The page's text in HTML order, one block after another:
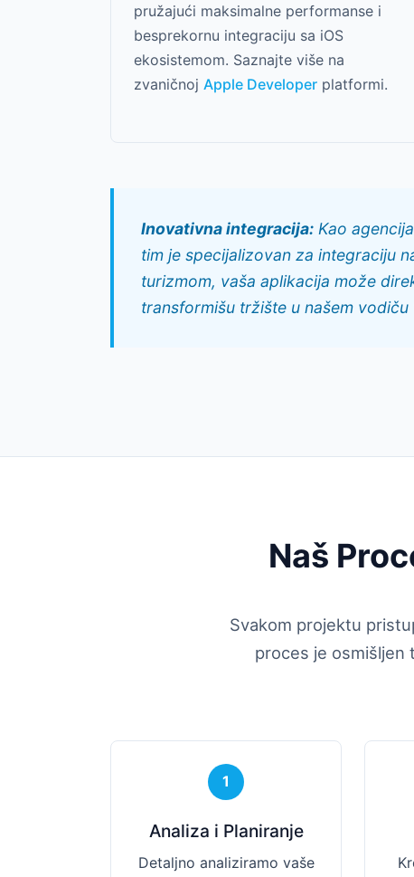
pružajući maksimalne performanse i
besprekornu integraciju sa iOS
ekosistemom. Saznajte više na
zvaničnoj Apple Developer platformi.
Inovativna integracija: Kao
tim je specijalizovan za integraciju
turizmom, vaša aplikacija može
transformišu tržište u našem vodiču
Naš
Svakom projektu
proces je osmišljen
1
Analiza i Planiranje
Detaljno analiziramo vaše